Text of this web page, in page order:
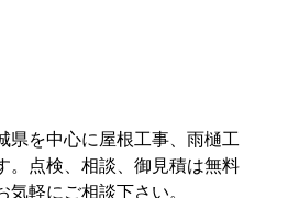
県を中心に屋根工事、雨樋工
。点検、相談、御見積は無料
気軽にご相談下さい。